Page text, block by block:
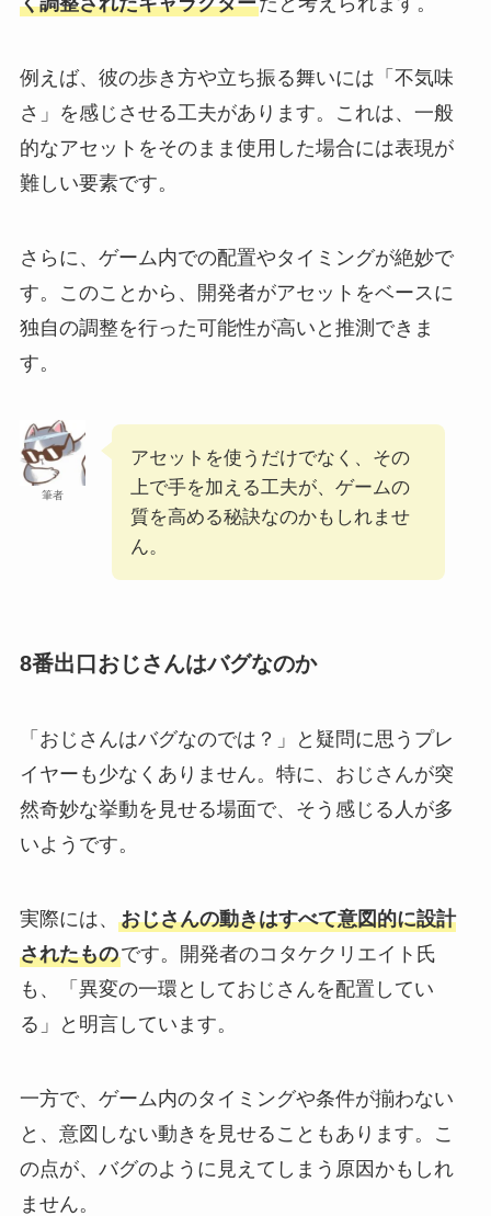
例えば、彼の歩き方や立ち振る舞いには「不気味
さ」を感じさせる工夫があります。これは、一般
的なアセットをそのまま使用した場合には表現が
難しい要素です。
さらに、ゲーム内での配置やタイミングが絶妙で
す。このことから、開発者がアセットをベースに
独自の調整を行った可能性が高いと推測できま
す。
筆者
アセットを使うだけでなく、その
上で手を加える工夫が、ゲームの
質を高める秘訣なのかもしれませ
ん。
8番出口おじさんはバグなのか
「おじさんはバグなのでは？」と疑問に思うプレ
イヤーも少なくありません。特に、おじさんが突
然奇妙な挙動を見せる場面で、そう感じる人が多
いようです。
実際には、 おじさんの動きはすべて意図的に設計
されたものです。開発者のコタケクリエイト氏
も、「異変の一環としておじさんを配置してい
る」と明言しています。
一方で、ゲーム内のタイミングや条件が揃わない
と、意図しない動きを見せることもあります。こ
の点が、バグのように見えてしまう原因かもしれ
ません。